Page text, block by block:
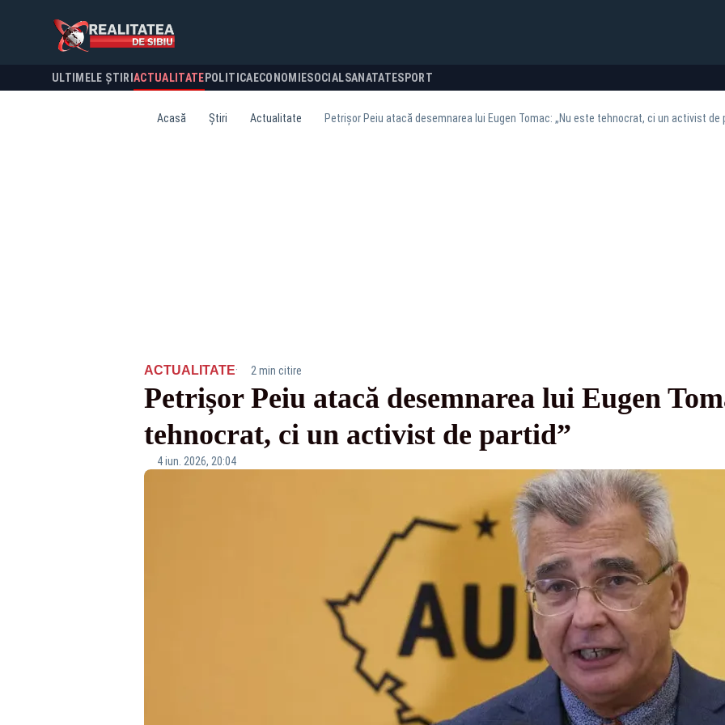
ULTIMELE ȘTIRI ACTUALITATE POLITICA ECONOMIESOCIALSANATATESPORT
Acasă Știri Actualitate Petrișor Peiu atacă desemnarea lui Eugen Tomac: „Nu este tehnocrat, ci un activist de
ACTUALITATE· 2 min citire
Petrișor Peiu atacă desemnarea lui Eugen
tehnocrat, ci un activist de partid”
4 iun. 2026, 20:04